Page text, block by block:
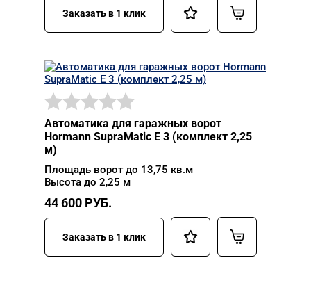
Заказать в 1 клик
Автоматика для гаражных ворот
Hormann SupraMatic E 3 (комплект 2,25
м)
Площадь ворот до 13,75 кв.м
Высота до 2,25 м
44 600 РУБ.
Заказать в 1 клик